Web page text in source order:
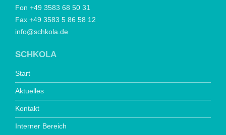
Fon +49 3583 68 50 31
Fax +49 3583 5 86 58 12
info@schkola.de
SCHKOLA
Start
Aktuelles
Kontakt
Interner Bereich